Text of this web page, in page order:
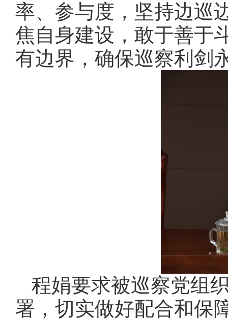
率、参与度，坚持边巡
焦自身建设，敢于善于
有边界，确保巡察利剑
程娟要求被巡察党组
署，切实做好配合和保